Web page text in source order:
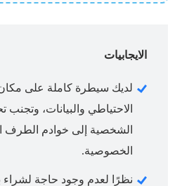
الايجابيات
لديك سيطرة كاملة على
الاحتياطي والبيانات، وتجنب
الشخصية إلى خوادم الطرف
الخصوصية.
نظرًا لعدم وجود حاجة لشراء